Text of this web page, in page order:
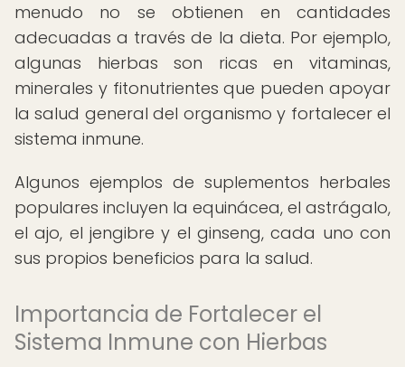
menudo no se obtienen en cantidades
adecuadas a través de la dieta. Por ejemplo,
algunas hierbas son ricas en vitaminas,
minerales y fitonutrientes que pueden apoyar
la salud general del organismo y fortalecer el
sistema inmune.
Algunos ejemplos de suplementos herbales
populares incluyen la equinácea, el astrágalo,
el ajo, el jengibre y el ginseng, cada uno con
sus propios beneficios para la salud.
Importancia de Fortalecer el
Sistema Inmune con Hierbas